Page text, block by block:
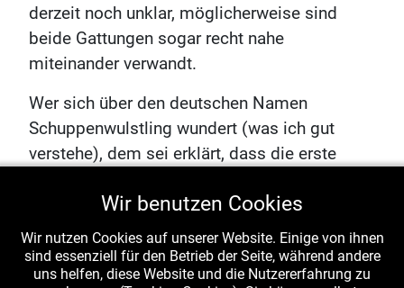
derzeit noch unklar, möglicherweise sind
beide Gattungen sogar recht nahe
miteinander verwandt.
Wer sich über den deutschen Namen
Schuppenwulstling wundert (was ich gut
verstehe), dem sei erklärt, dass die erste
ein recht großer Pilz ist, ein Parasit
auf dem Fransenwulstling ( Amanita
strobiliformis) und dass das parasitische
Verhältnis damals noch nicht erkannt wurde.
Wir benutzen Cookies
Wir nutzen Cookies auf unserer Website. Einige von ihnen
sind essenziell für den Betrieb der Seite, während andere
uns helfen, diese Website und die Nutzererfahrung zu